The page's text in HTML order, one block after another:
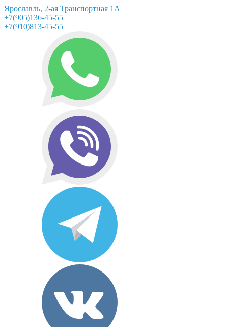
Ярославль, 2-ая Транспортная 1А
+7(905)136-45-55
+7(910)813-45-55